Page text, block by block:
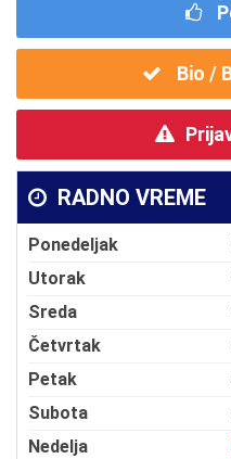
Bio /
RADNO VREME
Ponedeljak
Utorak
Sreda
Četvrtak
Petak
Subota
Nedelja